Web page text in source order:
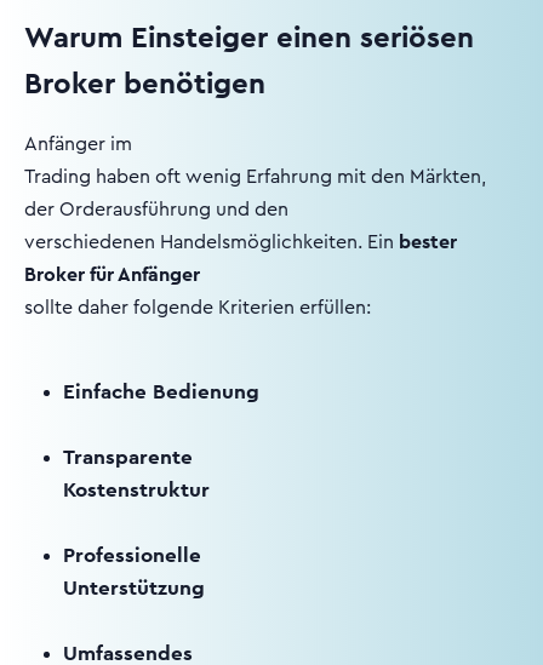
Warum Einsteiger einen seriösen
Broker benötigen
Anfänger im
Trading haben oft wenig Erfahrung mit den Märkten,
der Orderausführung und den
verschiedenen Handelsmöglichkeiten. Ein bester
Broker für Anfänger
sollte daher folgende Kriterien erfüllen:
Einfache Bedienung
Transparente
Kostenstruktur
Professionelle
Unterstützung
Umfassendes